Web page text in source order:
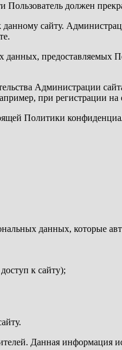
должен
сайту.
данных, предоставляемых
Администрации
при регистрации
Политики
данных, которые
к сайту);
Данная